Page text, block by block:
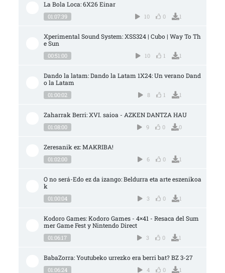
La Bola Loca: 6X26 Einar
01:07:39 10 0 1
Xperimental Sound System: XSS324 | Cubo | Way To Th
e Sun
00:51:00 10 1 1
Dando la latam: Dando la Latam 1X24: Un verano Dand
o la Latam
01:00:02 8 1 1
Zaharrak Berri: XVI. saioa - AZKEN DANTZA HAU
01:08:00 9 0 0
Zeresanik ez: MAKRIBA!
01:02:00 6 0 1
O no será-Edo ez da izango: Beldurra eta arte eszenikoa
k
01:00:04 3 0 1
Kodoro Games: Kodoro Games - 4×41 - Resaca del Sum
mer Game Fest y Nintendo Direct
01:06:17 3 0 1
BabaZorra: Youtubeko urrezko era berri bat? BZ 3-27
01:06:24 4 0 1